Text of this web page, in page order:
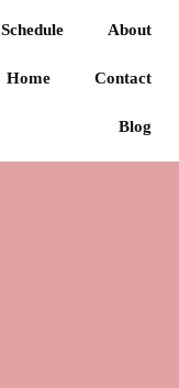
Schedule About
Home Contact
Blog